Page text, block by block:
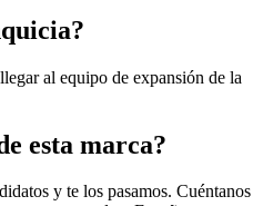
al equipo de expansión de la
esta marca?
y te los pasamos. Cuéntanos